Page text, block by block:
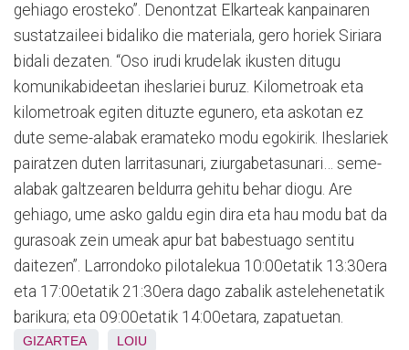
gehiago erosteko”. Denontzat Elkarteak kanpainaren
sustatzaileei bidaliko die materiala, gero horiek Siriara
bidali dezaten. “Oso irudi krudelak ikusten ditugu
komunikabideetan iheslariei buruz. Kilometroak eta
kilometroak egiten dituzte egunero, eta askotan ez
dute seme-alabak eramateko modu egokirik. Iheslariek
pairatzen duten larritasunari, ziurgabetasunari… seme-
alabak galtzearen beldurra gehitu behar diogu. Are
gehiago, ume asko galdu egin dira eta hau modu bat da
gurasoak zein umeak apur bat babestuago sentitu
daitezen”. Larrondoko pilotalekua 10:00etatik 13:30era
eta 17:00etatik 21:30era dago zabalik astelehenetatik
barikura; eta 09:00etatik 14:00etara, zapatuetan.
GIZARTEA LOIU